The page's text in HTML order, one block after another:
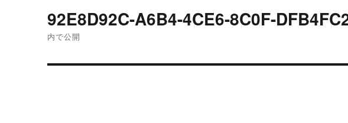
稿
92E8D92C-A6B4-4CE6-8C0F-
内で公開